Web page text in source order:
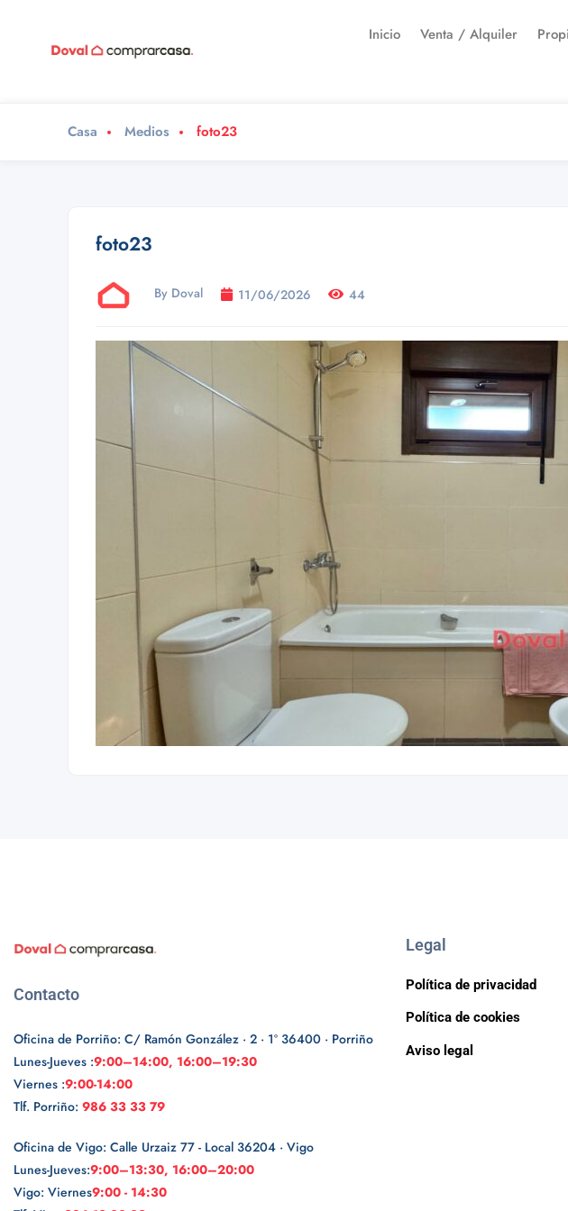
Inicio Venta / Alquiler
Casa Medios foto23
foto23
By Doval 11/06/2026 44
Contacto
Oficina de Porriño: C/ Ramón González · 2 · 1º 36400 · Porriño
Lunes-Jueves :9:00–14:00, 16:00–19:30
Viernes :9:00-14:00
Tlf. Porriño: 986 33 33 79
Oficina de Vigo: Calle Urzaiz 77 - Local 36204 · Vigo
Lunes-Jueves:9:00–13:30, 16:00–20:00
Vigo: Viernes9:00 - 14:30
Legal
Política de privacidad
Política de cookies
Aviso legal